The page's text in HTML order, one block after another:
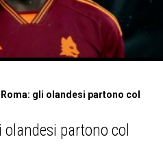
gli olandesi partono col
olandesi partono col